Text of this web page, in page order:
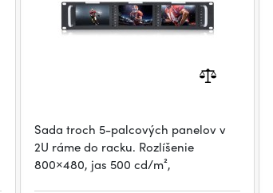
Sada troch 5-palcových panelov v
2U ráme do racku. Rozlíšenie
800×480, jas 500 cd/m²,